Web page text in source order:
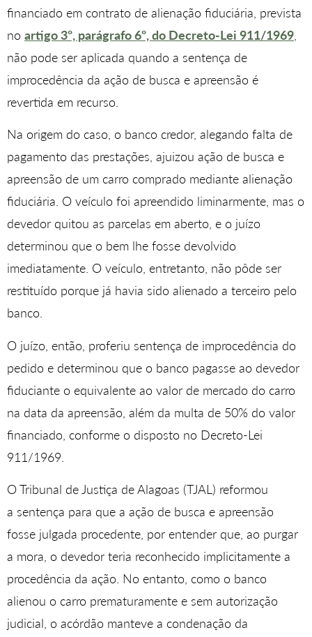
financiado em contrato de alienação fiduciária, prevista
no artigo 3º, parágrafo 6º, do Decreto-Lei 911/1969
não pode ser aplicada quando a sentença de
improcedência da ação de busca e apreensão é
revertida em recurso.
Na origem do caso, o banco credor, alegando falta de
pagamento das prestações, ajuizou ação de busca e
apreensão de um carro comprado mediante alienação
fiduciária. O veículo foi apreendido liminarmente, mas o
devedor quitou as parcelas em aberto, e o juízo
determinou que o bem lhe fosse devolvido
imediatamente. O veículo, entretanto, não pôde ser
restituído porque já havia sido alienado a terceiro pelo
banco.
O juízo, então, proferiu sentença de improcedência do
pedido e determinou que o banco pagasse ao devedor
fiduciante o equivalente ao valor de mercado do carro
na data da apreensão, além da multa de 50% do valor
financiado, conforme o disposto no Decreto-Lei
911/1969.
O Tribunal de Justiça de Alagoas (TJAL) reformou
a sentença para que a ação de busca e apreensão
fosse julgada procedente, por entender que, ao purgar
a mora, o devedor teria reconhecido implicitamente a
procedência da ação. No entanto, como o banco
alienou o carro prematuramente e sem autorização
judicial, o acórdão manteve a condenação da